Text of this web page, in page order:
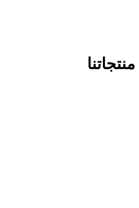
منتجاتنا